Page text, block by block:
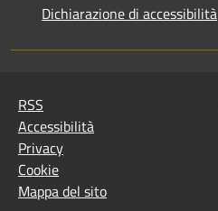
Dichiarazione di accessibilità
RSS
Accessibilità
Privacy
Cookie
Mappa del sito